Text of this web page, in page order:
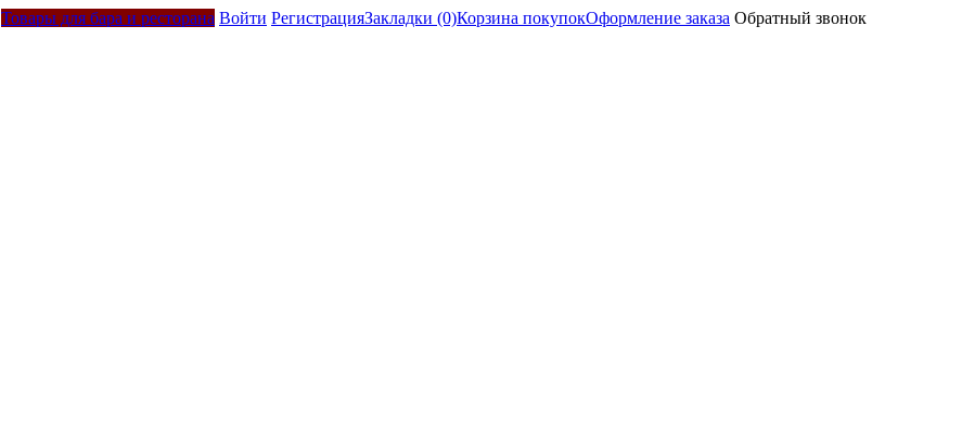
Товары для бара и ресторана Войти РегистрацияЗакладки (0)Корзина покупокОформление заказа Обратный звонок